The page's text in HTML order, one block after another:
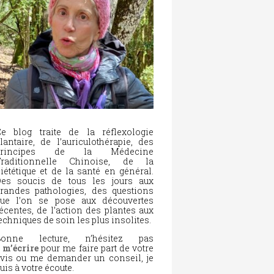
blog traite de la réflexologie
de l’auriculothérapie, des
de la Médecine
Chinoise, de la
et de la santé en général.
soucis de tous les jours aux
pathologies, des questions
l’on se pose aux découvertes
de l’action des plantes aux
de soin les plus insolites.
lecture, n’hésitez pas
m’écrire pour me faire part de votre
ou me demander un conseil, je
à votre écoute.